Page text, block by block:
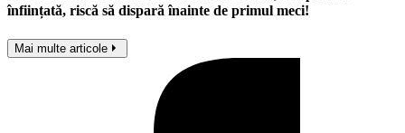
înființată, riscă să dispară înainte de primul meci!
Mai multe articole